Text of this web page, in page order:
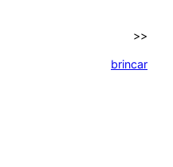
>>
brincar